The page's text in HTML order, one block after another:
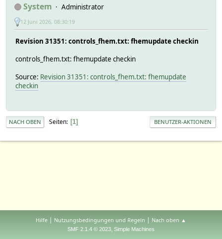
System Administrator
12 Juni 2026, 08:30:19
Revision 31351: controls_fhem.txt: fhemupdate checkin
controls_fhem.txt: fhemupdate checkin
Source: Revision 31351: controls_fhem.txt: fhemupdate
checkin
NACH OBEN Seiten 1 BENUTZER-AKTIONEN
Hilfe | Nutzungsbedingungen und Regeln | Nach oben ▲
SMF 2.1.4 © 2023, Simple Machines